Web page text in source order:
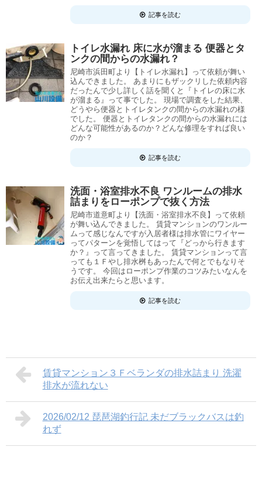
記事を読む
トイレ水漏れ 床に水が溜まる 便器とタ
ンクの間からの水漏れ？
尼崎市浜田町より【トイレ水漏れ】って依頼が舞い
込んできました。 あまりにもザックリした依頼内容
だったんで少し詳しく話を聞くと『トイレの床に水
が溜まる』って事でした。 現場で調査をした結果、
どうやら便器とトイレタンクの間からの水漏れの様
でした。 便器とトイレタンクの間からの水漏れには
どんな可能性があるのか？どんな修理をすれば良い
のか？
記事を読む
洗面・浴室排水不良 ワンルームの排水
詰まりをローポンプで抜く方法
尼崎市道意町より【洗面・浴室排水不良】って依頼
が舞い込んできました。 賃貸マンションのワンルー
ムって感じなんですが入居者様は排水管にワイヤー
ってパターンを覚悟してはって『どっから行きます
か？』って言ってきました。 賃貸マンションって言
っても１Ｆやし排水桝もあったんで何とでもなりそ
うです。 今回はローポンプ作業のコツみたいなんを
お伝え出来たらと思います。
記事を読む
賃貸マンション３Ｆベランダの排水詰まり 洗濯
排水が流れない
2026/02/12 琵琶湖釣行記 未だブラックバスは釣
れず